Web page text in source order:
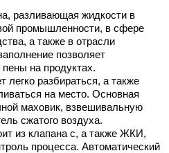
разливающая жидкости в
промышленности, в сфере
а также в отрасли
позволяет
пены на продуктах.
разбираться, а также
на место. Основная
маховик, взвешивальную
сжатого воздуха.
из клапана с, а также ЖКИ,
процесса. Автоматический